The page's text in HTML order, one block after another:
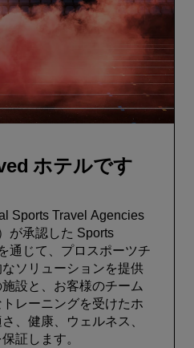
ホテルです
Sports Travel Agencies
が承認した Sports
通じて、プロスポーツチ
ソリューションを提供
設と、お客様のチーム
レーニングを受けたホ
、健康、ウェルネス、
証します。